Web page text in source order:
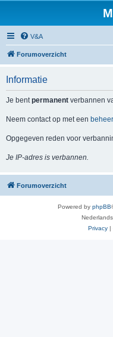
V&A
Forumoverzicht
Informatie
Je bentpermanent verbannen
Neem contact op met een
Opgegeven reden voor
Je IP-adres is verbannen.
Forumoverzicht
Powered by phpBB
Privacy |